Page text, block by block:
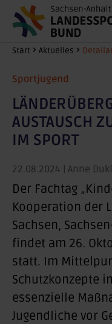
Zum Hauptinhalt
Sie sind hier:
Start Aktuelles
Sportjugend
AUSTAUSCH
IM SPORT
22.08.2024 | Anne
Der Fachtag
Kooperation der
Sachsen,
findet am 26.
statt. Im
Schutzkonzepte
essenzielle
Jugendliche vor